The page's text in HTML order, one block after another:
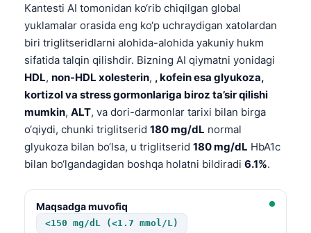
Kantesti AI tomonidan ko‘rib chiqilgan global
yuklamalar orasida eng ko‘p uchraydigan xatolardan
biri triglitseridlarni alohida-alohida yakuniy hukm
sifatida talqin qilishdir. Bizning AI qiymatni yonidagi
HDL, non-HDL xolesterin, , kofein esa glyukoza,
kortizol va stress gormonlariga biroz ta’sir qilishi
mumkin, ALT, va dori-darmonlar tarixi bilan birga
o‘qiydi, chunki triglitserid 180 mg/dL normal
glyukoza bilan bo‘lsa, u triglitserid 180 mg/dL HbA1c
bilan bo‘lgandagidan boshqa holatni bildiradi 6.1%.
Maqsadga muvofiq
<150 mg/dL (<1.7 mmol/L)